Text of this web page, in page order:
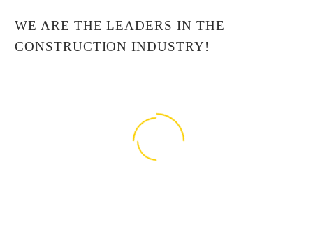
WE ARE THE LEADERS IN THE
CONSTRUCTION INDUSTRY!